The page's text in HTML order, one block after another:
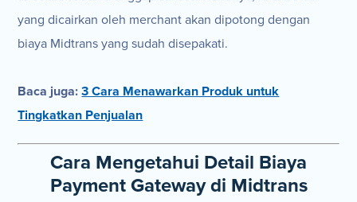
yang dicairkan oleh merchant akan dipotong dengan
biaya Midtrans yang sudah disepakati.
Baca juga:3 Cara Menawarkan Produk untuk
Tingkatkan Penjualan
Cara Mengetahui Detail Biaya
Payment Gateway di Midtrans